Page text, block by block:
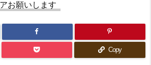
お願いします
Copy